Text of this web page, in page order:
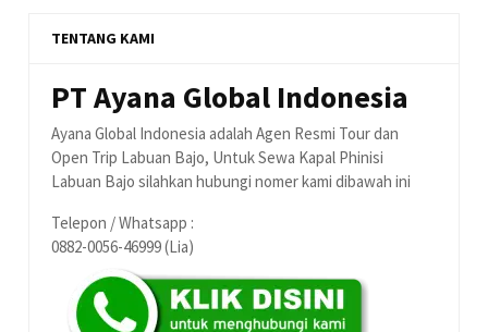
TENTANG KAMI
PT Ayana Global Indonesia
Ayana Global Indonesia adalah Agen Resmi Tour dan
Open Trip Labuan Bajo, Untuk Sewa Kapal Phinisi
Labuan Bajo silahkan hubungi nomer kami dibawah ini
Telepon / Whatsapp :
0882-0056-46999 (Lia)